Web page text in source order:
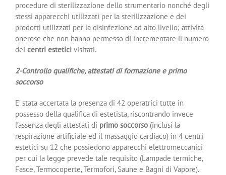
procedure di sterilizzazione dello strumentario nonché degli
stessi apparecchi utilizzati per la sterilizzazione e dei
prodotti utilizzati per la disinfezione ad alto livello; attività
onerose che non hanno permesso di incrementare il numero
dei centri estetici visitati.
2-Controllo qualifiche, attestati di formazione e primo
soccorso
E’ stata accertata la presenza di 42 operatrici tutte in
possesso della qualifica di estetista, riscontrando invece
l’assenza degli attestati di primo soccorso (inclusi la
respirazione artificiale ed il massaggio cardiaco) in 4 centri
estetici su 12 che possiedono apparecchi elettromeccanici
per cui la legge prevede tale requisito (Lampade termiche,
Fasce, Termocoperte, Termofori, Saune e Bagni di Vapore).